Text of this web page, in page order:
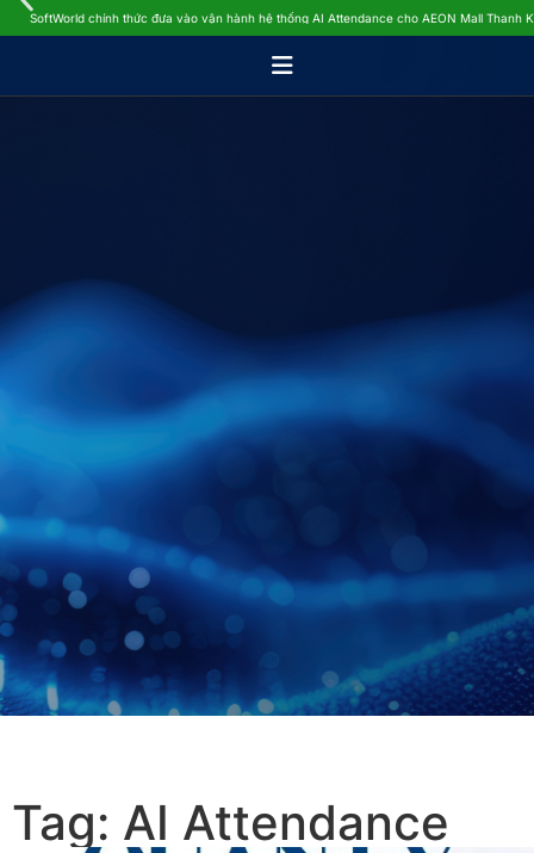
SoftWorld chính thức đưa vào vận hành hệ thống AI Attendance cho AEON Mall Thanh
Tag: AI Attendance